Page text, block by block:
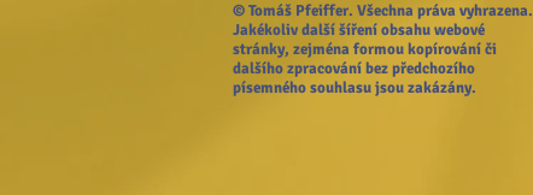
© Tomáš Pfeiffer. Všechna práva vyhrazena.
Jakékoliv další šíření obsahu webové
stránky, zejména formou kopírování či
dalšího zpracování bez předchozího
písemného souhlasu jsou zakázány.